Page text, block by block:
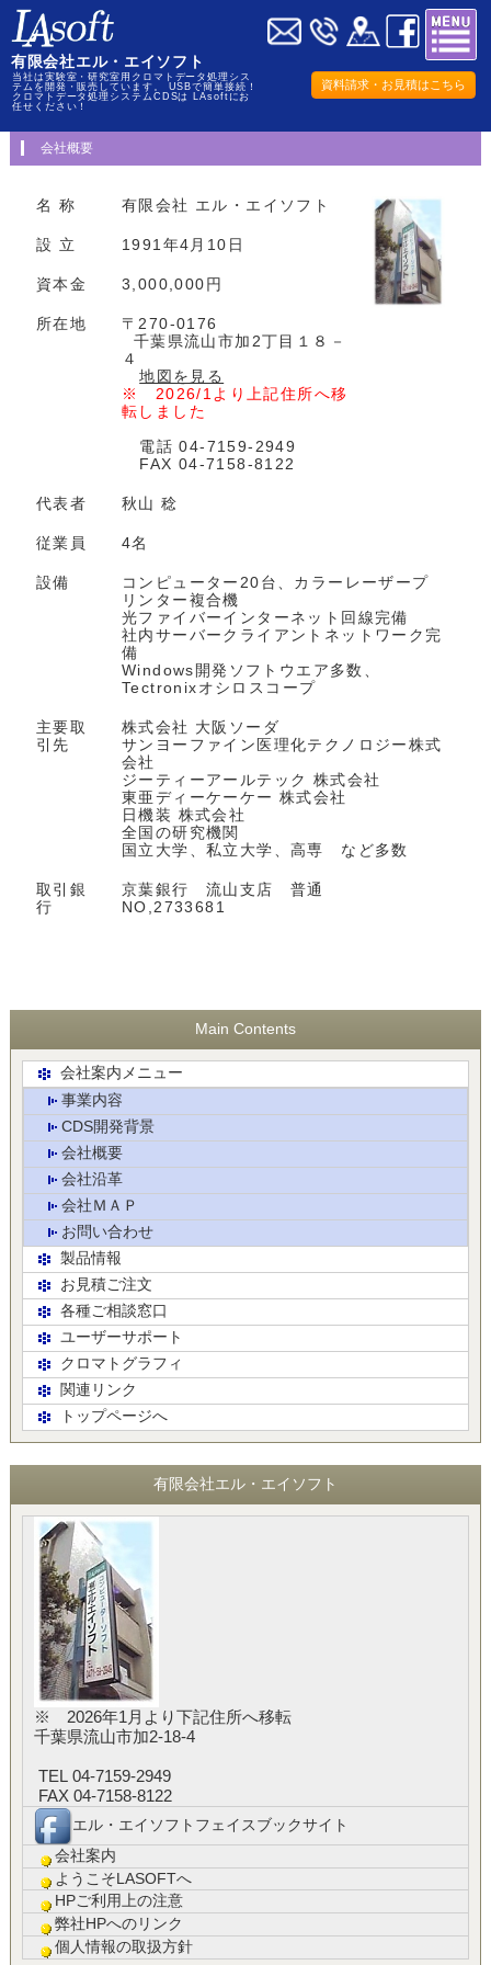
有限会社エル・エイソフト
当社は実験室・研究室用クロマトデータ処理シス
テムを開発・販売しています。 USBで簡単接続！
クロマトデータ処理システムCDSは LAsoftにお
任せください！
資料請求・お見積はこちら
会社概要
名 称 有限会社 エル・エイソフト
設 立 1991年4月10日
資本金 3,000,000円
所在地
〒270-0176
千葉県流山市加2丁目１８－
４
地図を見る
※ 2026/1より上記住所へ移
転しました
電話 04-7159-2949
FAX 04-7158-8122
代表者 秋山 稔
従業員 4名
設備
コンピューター20台、カラーレーザープ
リンター複合機
光ファイバーインターネット回線完備
社内サーバークライアントネットワーク完
備
Windows開発ソフトウエア多数、
Tectronixオシロスコープ
主要取
引先
株式会社 大阪ソーダ
サンヨーファイン医理化テクノロジー株式
会社
ジーティーアールテック 株式会社
東亜ディーケーケー 株式会社
日機装 株式会社
全国の研究機関
国立大学、私立大学、高専 など多数
取引銀
行
京葉銀行 流山支店 普通
NO,2733681
Main Contents
会社案内メニュー
事業内容
CDS開発背景
会社概要
会社沿革
会社ＭＡＰ
お問い合わせ
製品情報
お見積ご注文
各種ご相談窓口
ユーザーサポート
クロマトグラフィ
関連リンク
トップページへ
有限会社エル・エイソフト
※ 2026年1月より下記住所へ移転
千葉県流山市加2-18-4
TEL 04-7159-2949
FAX 04-7158-8122
エル・エイソフトフェイスブックサイト
会社案内
ようこそLASOFTへ
HPご利用上の注意
弊社HPへのリンク
個人情報の取扱方針